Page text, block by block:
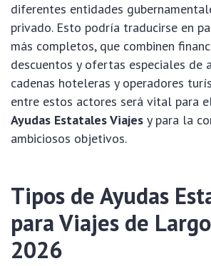
diferentes entidades
privado. Esto podría traducirse en
más completos, que combinen
descuentos y ofertas especiales de
cadenas hoteleras y operadores
entre estos actores será vital para
Ayudas Estatales Viajes y para la
ambiciosos objetivos.
Tipos de Ayudas
para Viajes de
2026